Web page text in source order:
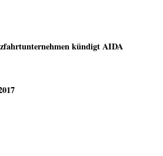
kündigt AIDA